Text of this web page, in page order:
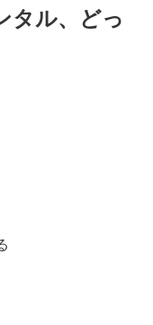
タル、どっ